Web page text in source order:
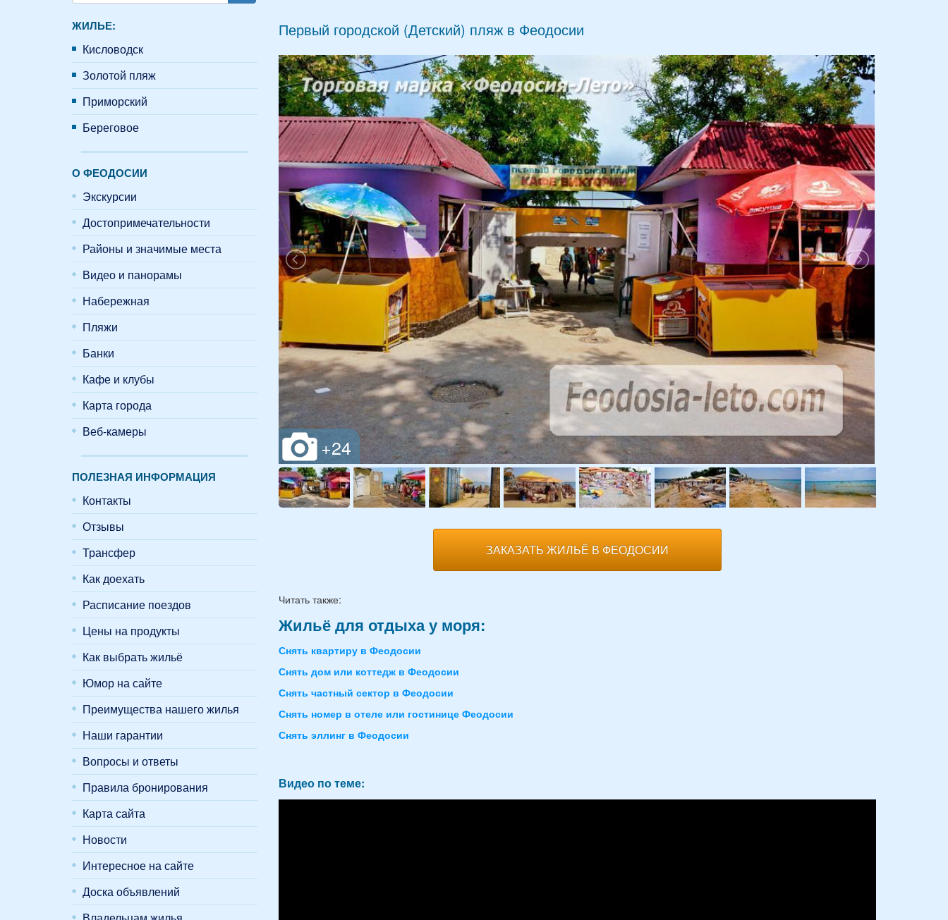
ЖИЛЬЕ:
Кисловодск
Золотой пляж
Приморский
Береговое
О ФЕОДОСИИ
Экскурсии
Достопримечательности
Районы и значимые места
Видео и панорамы
Набережная
Пляжи
Банки
Кафе и клубы
Карта города
Веб-камеры
ПОЛЕЗНАЯ ИНФОРМАЦИЯ
Контакты
Отзывы
Трансфер
Как доехать
Расписание поездов
Цены на продукты
Как выбрать жильё
Юмор на сайте
Преимущества нашего жилья
Наши гарантии
Вопросы и ответы
Правила бронирования
Карта сайта
Новости
Интересное на сайте
Доска объявлений
Первый городской (Детский) пляж в Феодосии
ЗАКАЗАТЬ ЖИЛЬЁ В ФЕОДОСИИ
Читать также:
Жильё для отдыха у моря:
Снять квартиру в Феодосии
Снять дом или коттедж в Феодосии
Снять частный сектор в Феодосии
Снять номер в отеле или гостинице Феодосии
Снять эллинг в Феодосии
Видео по теме: